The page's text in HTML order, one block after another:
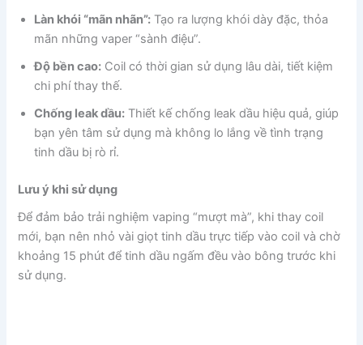
Làn khói “mãn nhãn”: Tạo ra lượng khói dày đặc, thỏa
mãn những vaper “sành điệu”.
Độ bền cao: Coil có thời gian sử dụng lâu dài, tiết kiệm
chi phí thay thế.
Chống leak dầu: Thiết kế chống leak dầu hiệu quả, giúp
bạn yên tâm sử dụng mà không lo lắng về tình trạng
tinh dầu bị rò rỉ.
Lưu ý khi sử dụng
Để đảm bảo trải nghiệm vaping “mượt mà”, khi thay coil
mới, bạn nên nhỏ vài giọt tinh dầu trực tiếp vào coil và chờ
khoảng 15 phút để tinh dầu ngấm đều vào bông trước khi
sử dụng.